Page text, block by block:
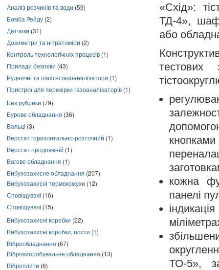
Аналіз розчинів та води (59)
Бомба Рейду (2)
Датчики (31)
Дозиметри та нітратоміри (2)
Контроль технологічних процесів (1)
Прилади безпеки (43)
Рудничні та шахтні газоаналізатори (1)
Пристрої для перевірки газоаналізаторів (1)
Без рубрики (79)
Бурове обладнання (36)
Вальці (3)
Верстат горизонтально-розточний (1)
Верстат продовжній (1)
Вагове обладнання (1)
Вибухозахисне обладнання (207)
Вибухозахисні термокожухи (12)
Сповіщувачі (16)
Сповіщувачі (15)
Вибухозахисні коробки (22)
Вибухозахисні коробки, пости (1)
Віброобладнання (67)
Вібровипробувальне обладнання (13)
Віброплити (6)
«Схід»:
ТД-4»,
або
тестових
кожна
панелі
ТО-5»,